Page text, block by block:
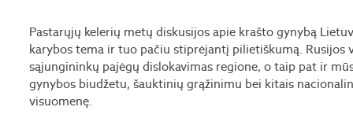
Pastarųjų kelerių metų diskusijos apie krašto gynybą
karybos tema ir tuo pačiu stiprėjantį pilietiškumą. Rusijos
sąjungininkų pajėgų dislokavimas regione, o taip pat ir
gynybos biudžetu, šauktinių grąžinimu bei kitais
visuomenę.